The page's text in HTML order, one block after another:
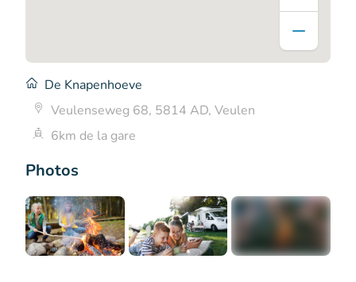
Photos
De Knapenhoeve
Veulenseweg 68, 5814 AD, Veulen
6km de la gare